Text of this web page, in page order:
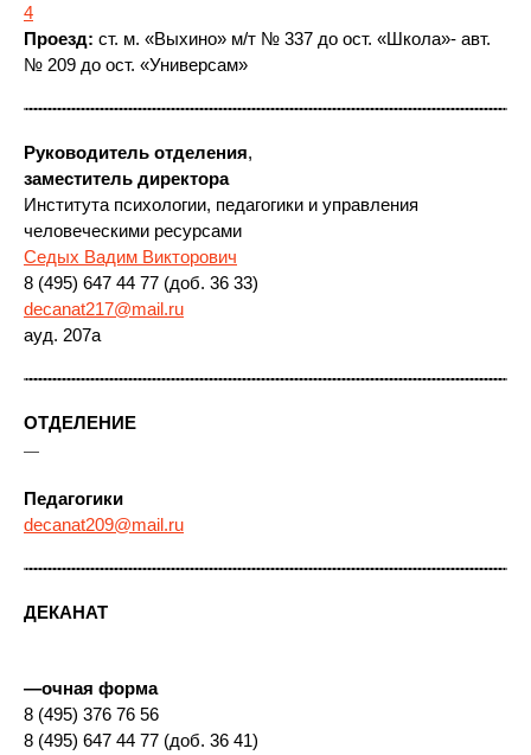
4
Проезд: ст. м. «Выхино» м/т № 337 до ост. «Школа»- авт.
№ 209 до ост. «Универсам»
Руководитель отделения,
заместитель директора
Института психологии, педагогики и управления
человеческими ресурсами
Седых Вадим Викторович
8 (495) 647 44 77 (доб. 36 33)
decanat217@mail.ru
ауд. 207а
ОТДЕЛЕНИЕ
—
Педагогики
decanat209@mail.ru
ДЕКАНАТ
—очная форма
8 (495) 376 76 56
8 (495) 647 44 77 (доб. 36 41)